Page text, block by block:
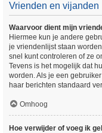
Vrienden en vijanden
Waarvoor dient mijn
Hiermee kun je andere
je vriendenlijst staan
snel kunt controleren of ze
Tevens is het mogelijk dat
worden. Als je een
haar berichten standaard
Omhoog
Hoe verwijder of voeg ik